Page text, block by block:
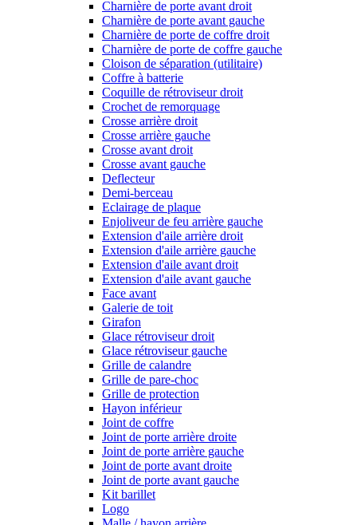
Charnière de porte avant droit
Charnière de porte avant gauche
Charnière de porte de coffre droit
Charnière de porte de coffre gauche
Cloison de séparation (utilitaire)
Coffre à batterie
Coquille de rétroviseur droit
Crochet de remorquage
Crosse arrière droit
Crosse arrière gauche
Crosse avant droit
Crosse avant gauche
Deflecteur
Demi-berceau
Eclairage de plaque
Enjoliveur de feu arrière gauche
Extension d'aile arrière droit
Extension d'aile arrière gauche
Extension d'aile avant droit
Extension d'aile avant gauche
Face avant
Galerie de toit
Girafon
Glace rétroviseur droit
Glace rétroviseur gauche
Grille de calandre
Grille de pare-choc
Grille de protection
Hayon inférieur
Joint de coffre
Joint de porte arrière droite
Joint de porte arrière gauche
Joint de porte avant droite
Joint de porte avant gauche
Kit barillet
Logo